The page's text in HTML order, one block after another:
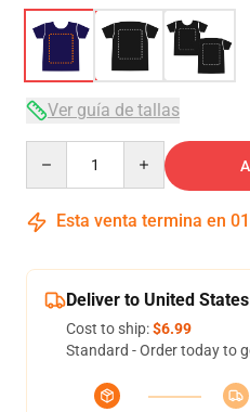
Ver guía de tallas
Esta venta termina en 01
Deliver to United States
Cost to ship:$6.99
Standard - Order today to